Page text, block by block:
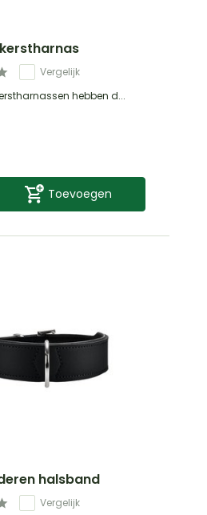
Vergelijk
hebben d...
Toevoegen
halsband
Vergelijk